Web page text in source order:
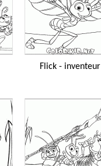
Flick - inventeur